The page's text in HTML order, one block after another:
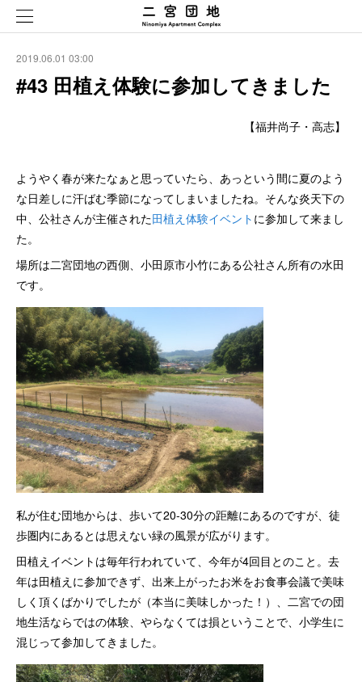
2019.06.01 03:00
#43 田植え体験に参加してきました
【福井尚子・高志】
ようやく春が来たなぁと思っていたら、あっという間に夏のよう
な日差しに汗ばむ季節になってしまいましたね。そんな炎天下の
中、公社さんが主催された田植え体験イベント に参加して来まし
た。
場所は二宮団地の西側、小田原市小竹にある公社さん所有の水田
です。
私が住む団地からは、歩いて20-30分の距離にあるのですが、徒
歩圏内にあるとは思えない緑の風景が広がります。
田植えイベントは毎年行われていて、今年が4回目とのこと。去
年は田植えに参加できず、出来上がったお米をお食事会議で美味
しく頂くばかりでしたが（本当に美味しかった！）、二宮での団
地生活ならではの体験、やらなくては損ということで、小学生に
混じって参加してきました。